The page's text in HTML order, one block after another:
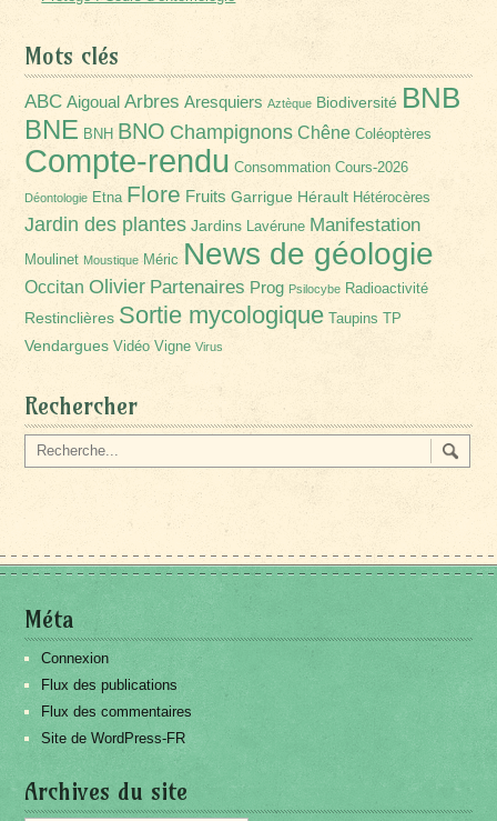
Mots clés
ABC Aigoual Arbres Aresquiers Aztèque Biodiversité BNB
BNE BNH BNO Champignons Chêne Coléoptères
Compte-rendu Consommation Cours-2026
Déontologie Etna Flore Fruits Garrigue Hérault Hétérocères
Jardin des plantes Jardins Lavérune Manifestation
Moulinet Moustique Méric News de géologie
Occitan Olivier Partenaires Prog Psilocybe Radioactivité
Restinclières Sortie mycologique Taupins TP
Vendargues Vidéo Vigne Virus
Rechercher
Méta
Connexion
Flux des publications
Flux des commentaires
Site de WordPress-FR
Archives du site